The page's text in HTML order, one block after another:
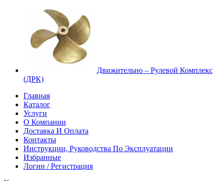
Движительно – Рулевой Комплекс
(ДРК)
Главная
Каталог
Услуги
О Компании
Доставка И Оплата
Контакты
Инструкции, Руководства По Эксплуатации
Избранные
Логин / Регистрация